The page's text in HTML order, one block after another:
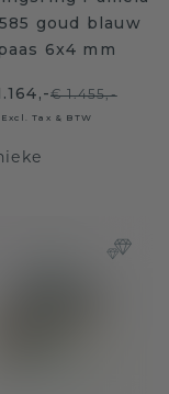
goud blauw
6x4 mm
€ 1.455,-
Excl. Tax & BTW